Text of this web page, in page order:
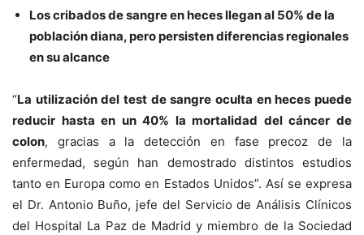
Los cribados de sangre en heces llegan al 50% de la
población diana, pero persisten diferencias regionales
en su alcance
“La utilización del test de sangre oculta en heces puede
reducir hasta en un 40% la mortalidad del cáncer de
colon, gracias a la detección en fase precoz de la
enfermedad, según han demostrado distintos estudios
tanto en Europa como en Estados Unidos”. Así se expresa
el Dr. Antonio Buño, jefe del Servicio de Análisis Clínicos
del Hospital La Paz de Madrid y miembro de la Sociedad